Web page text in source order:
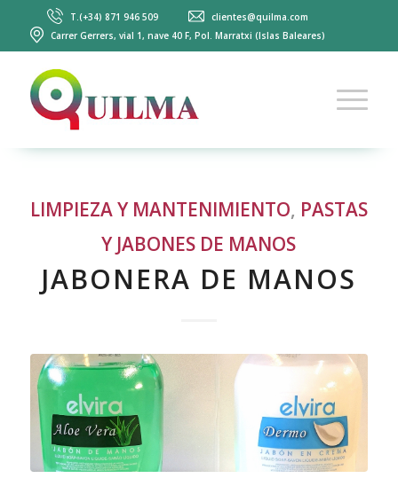
T.(+34) 871 946 509
clientes@quilma.com
Carrer Gerrers, vial 1, nave 40 F, Pol. Marratxi (Islas Baleares)
LIMPIEZA Y MANTENIMIENTO, PASTAS
Y JABONES DE MANOS
JABONERA DE MANOS